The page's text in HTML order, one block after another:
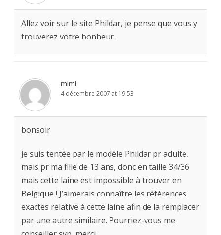
Allez voir sur le site Phildar, je pense que vous y
trouverez votre bonheur.
mimi
4 décembre 2007 at 19:53
bonsoir
je suis tentée par le modèle Phildar pr adulte,
mais pr ma fille de 13 ans, donc en taille 34/36
mais cette laine est impossible à trouver en
Belgique ! J’aimerais connaître les références
exactes relative à cette laine afin de la remplacer
par une autre similaire. Pourriez-vous me